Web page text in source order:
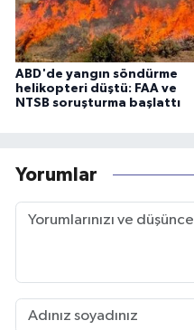
ABD'de yangın söndürme
helikopteri düştü: FAA ve
NTSB soruşturma başlattı
Yorumlar